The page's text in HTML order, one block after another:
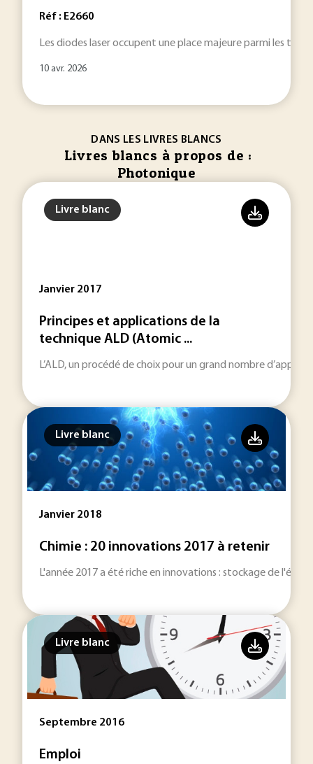
Réf : E2660
Les diodes laser occupent une place majeure parmi les
10 avr. 2026
DANS LES LIVRES BLANCS
Livres blancs à propos de :
Photonique
Livre blanc
Janvier 2017
Principes et applications de la
technique ALD (Atomic ...
L’ALD, un procédé de choix pour un grand nombre
Livre blanc
Janvier 2018
Chimie : 20 innovations 2017 à retenir
L'année 2017 a été riche en innovations : stockage de
Livre blanc
Septembre 2016
Emploi